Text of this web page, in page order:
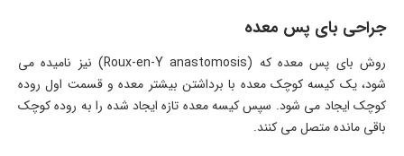
جراحی بای پس معده
روش بای پس معده که (Roux-en-Y anastomosis) نیز نامیده می
شود، یک کیسه کوچک معده با برداشتن بیشتر معده و قسمت اول روده
کوچک ایجاد می شود. سپس کیسه معده تازه ایجاد شده را به روده کوچک
باقی مانده متصل می کنند.